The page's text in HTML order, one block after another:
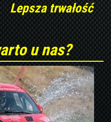
Lepsza trwałość
u nas?